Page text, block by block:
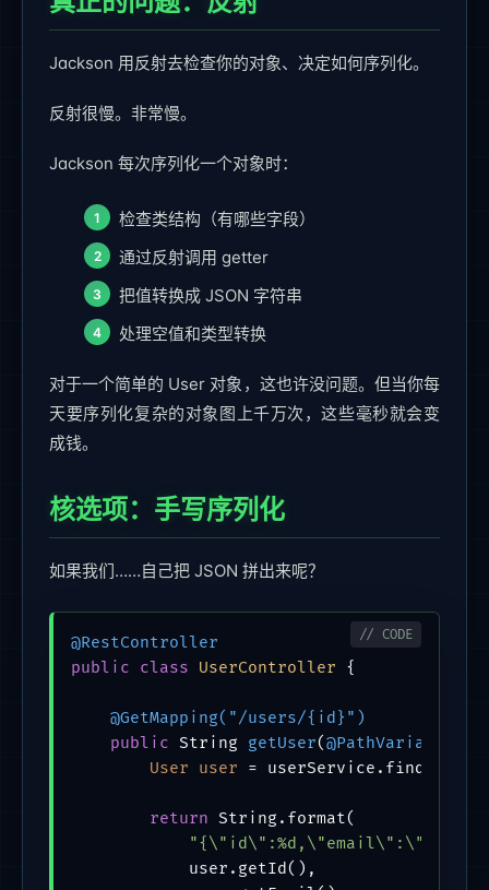
Jackson 用反射去检查你的对象、决定如何序列化。
反射很慢。非常慢。
Jackson 每次序列化一个对象时：
检查类结构（有哪些字段）
通过反射调用 getter
把值转换成 JSON 字符串
处理空值和类型转换
对于一个简单的 User 对象，这也许没问题。但当你每
天要序列化复杂的对象图上千万次，这些毫秒就会变
成钱。
核选项：手写序列化
如果我们……自己把 JSON 拼出来呢？
@RestController
public
class UserController {
@GetMapping("/users/{id}")
public String getUser(@PathVariable
User
user =
return String.format(
            user.getId(),